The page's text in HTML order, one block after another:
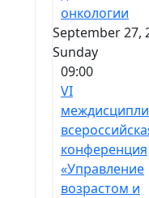
онкологии
September 27,
Sunday
09:00
VI
конференция
«Управление
возрастом и